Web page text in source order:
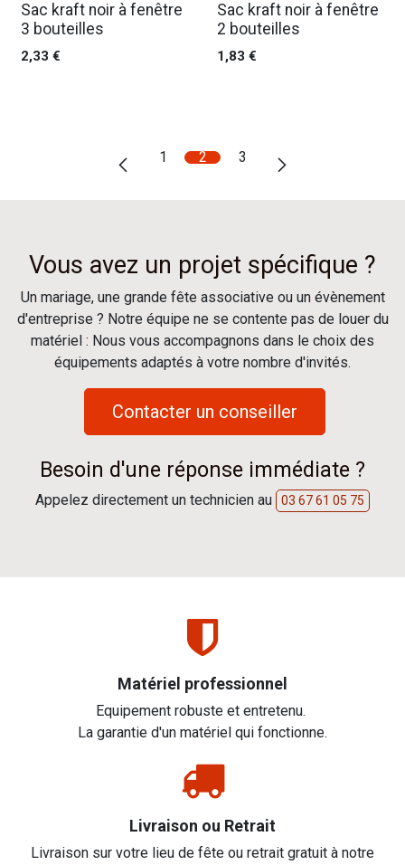
Sac kraft noir à fenêtre
3 bouteilles
2,33 €
Sac kraft noir à fenêtre
2 bouteilles
1,83 €
1 2 3
Vous avez un projet spécifique ?
Un mariage, une grande fête associative ou un évènement
d'entreprise ? Notre équipe ne se contente pas de louer du
matériel : Nous vous accompagnons dans le choix des
équipements adaptés à votre nombre d'invités.
Contacter un conseiller
Besoin d'une réponse immédiate ?
Appelez directement un technicien au 03 67 61 05 75
Matériel professionnel
Equipement robuste et entretenu.
La garantie d'un matériel qui fonctionne.
Livraison ou Retrait
Livraison sur votre lieu de fête ou retrait gratuit à notre